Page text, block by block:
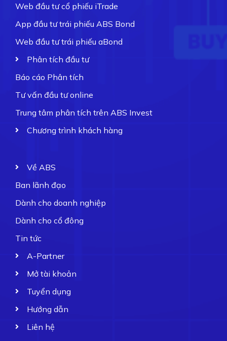
Web đầu tư cổ phiếu iTrade
App đầu tư trái phiếu ABS Bond
Web đầu tư trái phiếu aBond
Phân tích đầu tư
Báo cáo Phân tích
Tư vấn đầu tư online
Trung tâm phân tích trên ABS Invest
Chương trình khách hàng
Về ABS
Ban lãnh đạo
Dành cho doanh nghiệp
Dành cho cổ đông
Tin tức
A-Partner
Mở tài khoản
Tuyển dụng
Hướng dẫn
Liên hệ